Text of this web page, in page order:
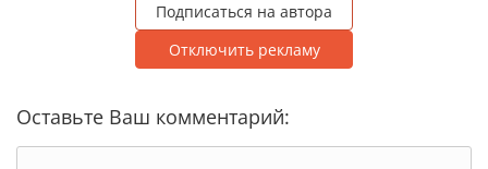
Подписаться на автора
Отключить рекламу
Оставьте Ваш комментарий: